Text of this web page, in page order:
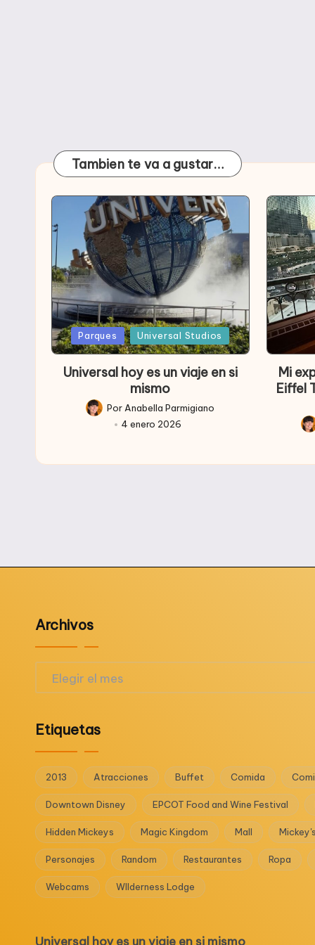
Tambien te va a gustar…
Publicada
en
Parques Universal Studios
Universal hoy es un viaje en si
mismo
Publicado
Por Anabella Parmigiano
4 enero 2026
en
Mi
Eiffel
Archivos
Archivos
Etiquetas
2013 Atracciones Buffet Comida
Downtown Disney EPCOT Food and Wine Festival
Hidden Mickeys Magic Kingdom Mall
Personajes Random Restaurantes Ropa
Webcams WIlderness Lodge
Universal hoy es un viaje en si mismo